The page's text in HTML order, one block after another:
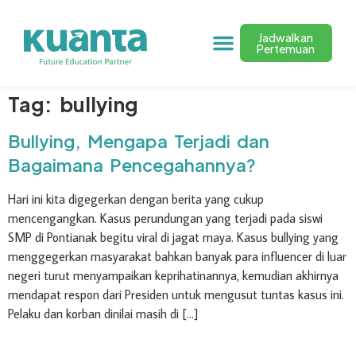
Jadwalkan
Pertemuan
Tag: bullying
Bullying, Mengapa Terjadi dan
Bagaimana Pencegahannya?
Hari ini kita digegerkan dengan berita yang cukup
mencengangkan. Kasus perundungan yang terjadi pada siswi
SMP di Pontianak begitu viral di jagat maya. Kasus bullying yang
menggegerkan masyarakat bahkan banyak para influencer di luar
negeri turut menyampaikan keprihatinannya, kemudian akhirnya
mendapat respon dari Presiden untuk mengusut tuntas kasus ini.
Pelaku dan korban dinilai masih di […]